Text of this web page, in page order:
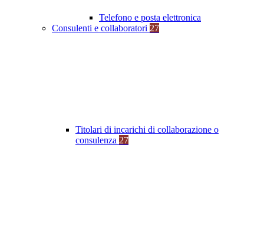
Telefono e posta elettronica
Consulenti e collaboratori 27
Titolari di incarichi di collaborazione o
consulenza 27